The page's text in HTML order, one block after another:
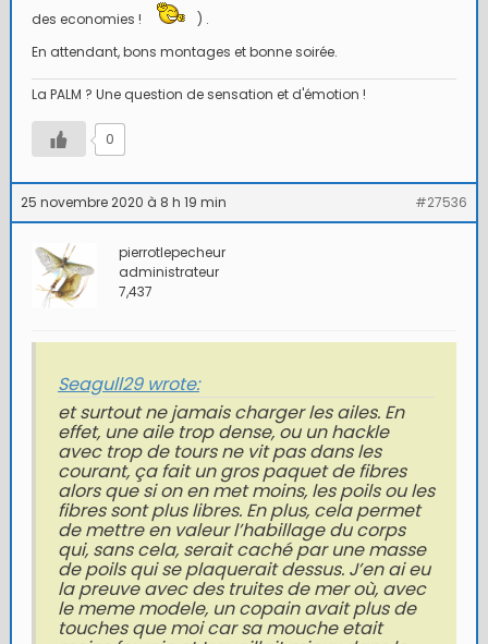
des economies !
) .
En attendant, bons montages et bonne soirée.
La PALM ? Une question de sensation et d'émotion !
0
25 novembre 2020 à 8 h 19 min #27536
pierrotlepecheur
administrateur
7,437
Seagull29 wrote:
et surtout ne jamais charger les ailes. En
effet, une aile trop dense, ou un hackle
avec trop de tours ne vit pas dans les
courant, ça fait un gros paquet de fibres
alors que si on en met moins, les poils ou les
fibres sont plus libres. En plus, cela permet
de mettre en valeur l’habillage du corps
qui, sans cela, serait caché par une masse
de poils qui se plaquerait dessus. J’en ai eu
la preuve avec des truites de mer où, avec
le meme modele, un copain avait plus de
touches que moi car sa mouche etait